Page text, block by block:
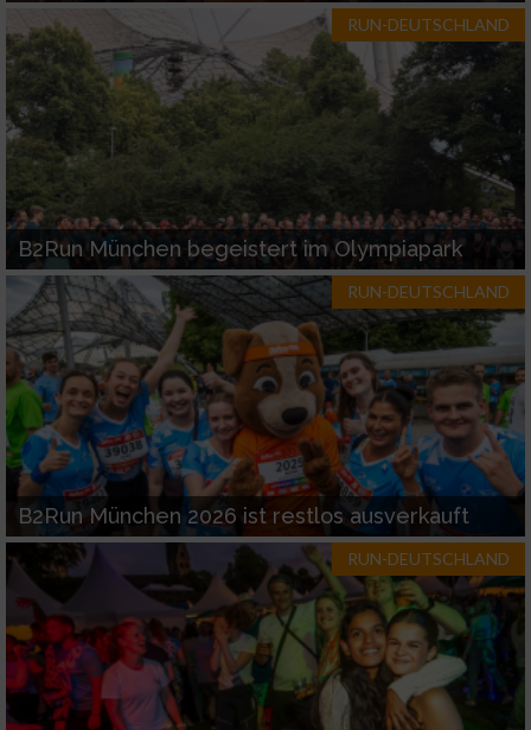
RUN-DEUTSCHLAND
B2Run München begeistert im Olympiapark
RUN-DEUTSCHLAND
B2Run München 2026 ist restlos ausverkauft
RUN-DEUTSCHLAND